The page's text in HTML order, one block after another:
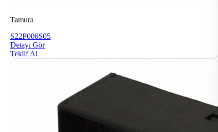
Tamura
S22P006S05
Detayı Gör
Teklif Al